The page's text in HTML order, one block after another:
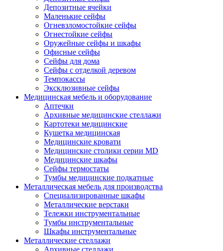
Депозитные ячейки
Маленькие сейфы
Огневзломостойкие сейфы
Огнестойкие сейфы
Оружейные сейфы и шкафы
Офисные сейфы
Сейфы для дома
Сейфы с отделкой деревом
Темпокассы
Эксклюзивные сейфы
Медицинская мебель и оборудование
Аптечки
Архивные медицинские стеллажи
Картотеки медицинские
Кушетка медицинская
Медицинские кровати
Медицинские столики серии MD
Медицинские шкафы
Сейфы термостаты
Тумбы медицинские подкатные
Металлическая мебель для производства
Cпециализированные шкафы
Металлические верстаки
Тележки инструментальные
Тумбы инструментальные
Шкафы инструментальные
Металлические стеллажи
Архивные стеллажи